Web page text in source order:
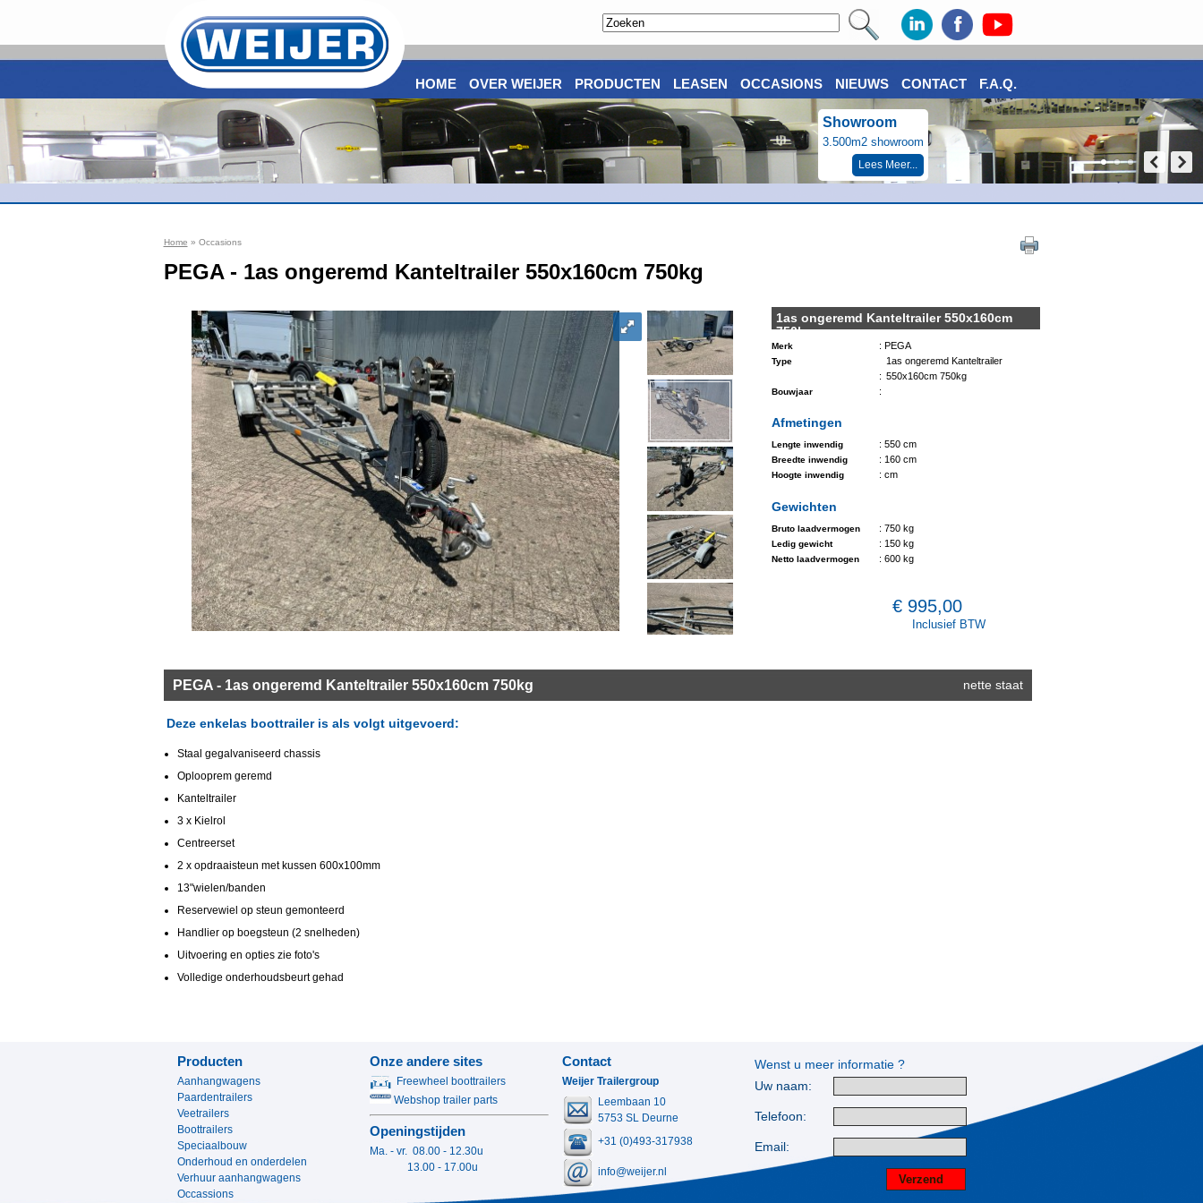
Showroom
3.500m2 showroom
Lees Meer...
Home » Occasions
PEGA - 1as ongeremd Kanteltrailer 550x160cm 750kg
1as ongeremd Kanteltrailer 550x160cm
750kg
Merk : PEGA
Type
:
1as ongeremd Kanteltrailer
550x160cm 750kg
Bouwjaar :
Afmetingen
Lengte inwendig : 550 cm
Breedte inwendig : 160 cm
Hoogte inwendig : cm
Gewichten
Bruto laadvermogen : 750 kg
Ledig gewicht : 150 kg
Netto laadvermogen : 600 kg
€ 995,00
Inclusief BTW
PEGA - 1as ongeremd Kanteltrailer 550x160cm 750kg nette staat
Deze enkelas boottrailer is als volgt uitgevoerd:
Staal gegalvaniseerd chassis
Oplooprem geremd
Kanteltrailer
3 x Kielrol
Centreerset
2 x opdraaisteun met kussen 600x100mm
13"wielen/banden
Reservewiel op steun gemonteerd
Handlier op boegsteun (2 snelheden)
Uitvoering en opties zie foto's
Volledige onderhoudsbeurt gehad
Producten
Aanhangwagens
Paardentrailers
Veetrailers
Boottrailers
Speciaalbouw
Onderhoud en onderdelen
Verhuur aanhangwagens
Occassions
Onze andere sites
Freewheel boottrailers
Webshop trailer parts
Openingstijden
Ma. - vr. 08.00 - 12.30u
13.00 - 17.00u
Contact
Weijer Trailergroup
Leembaan 10
5753 SL Deurne
+31 (0)493-317938
info@weijer.nl
Wenst u meer informatie ?
Uw naam:
Telefoon:
Email:
HOME OVER WEIJER PRODUCTEN LEASEN OCCASIONS NIEUWS CONTACT F.A.Q.